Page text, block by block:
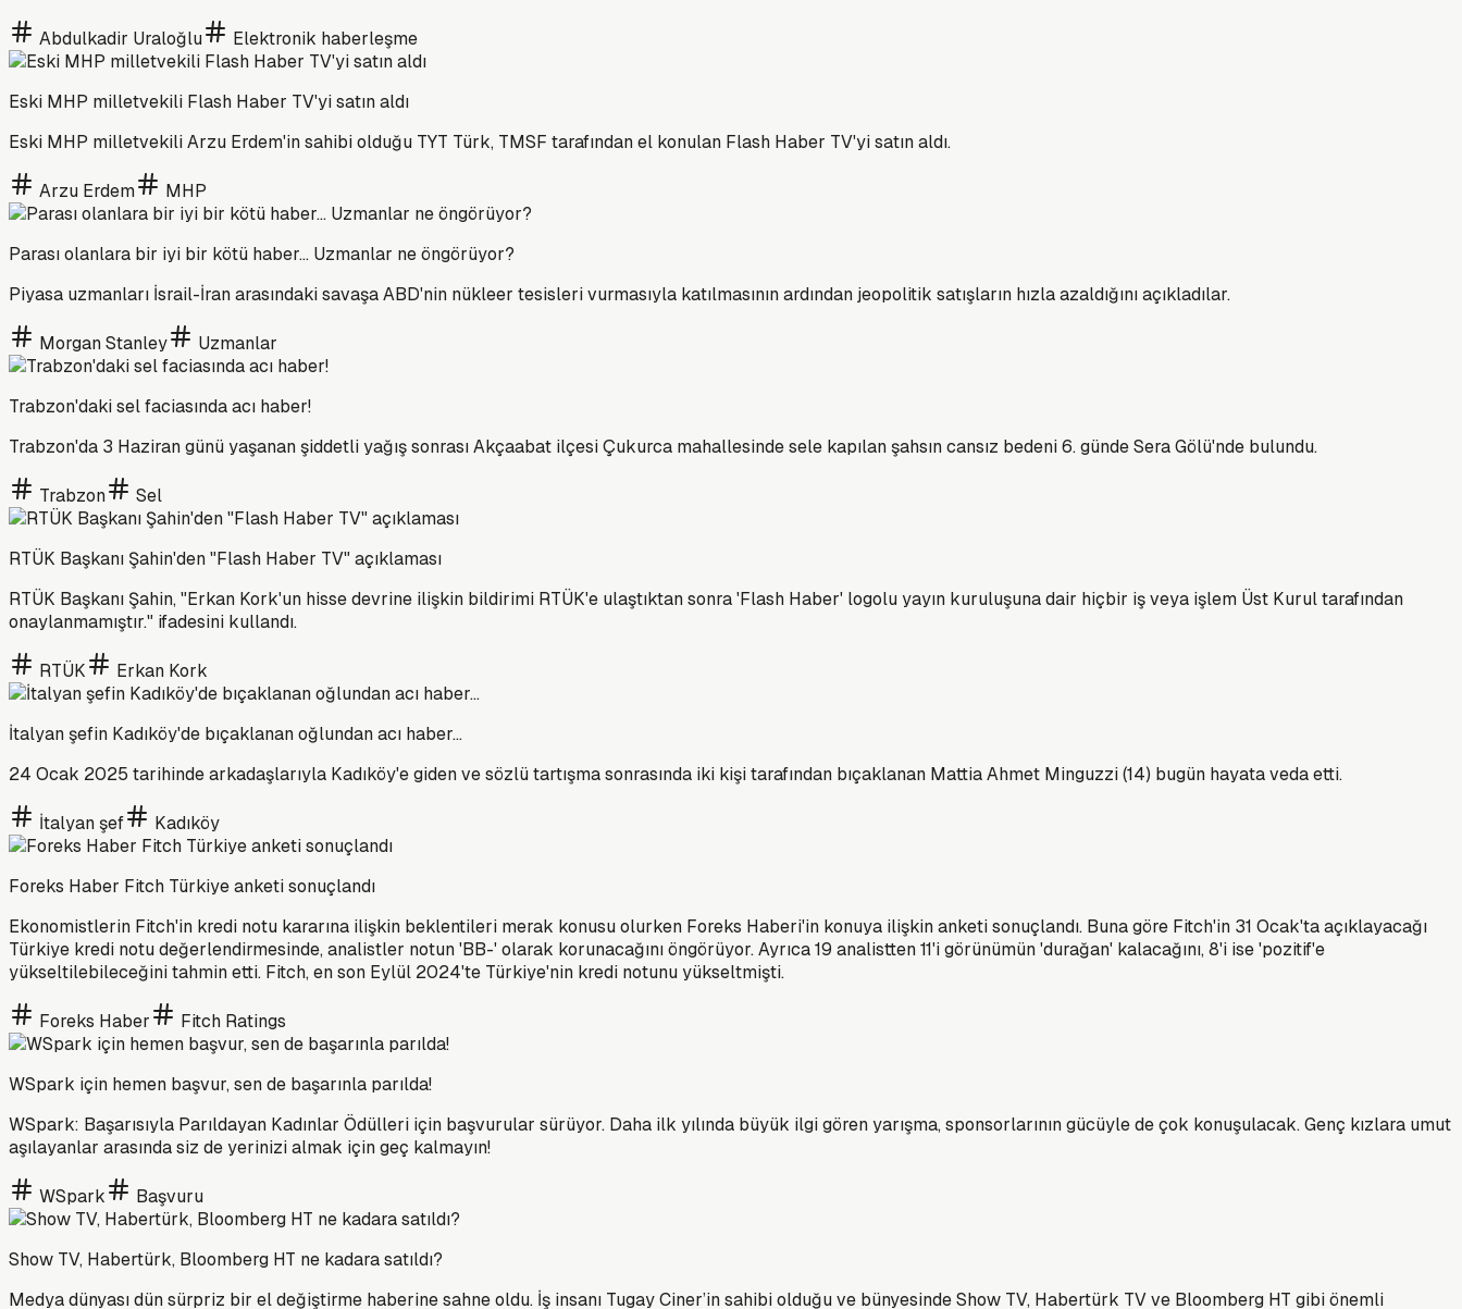
Abdulkadir Uraloğlu Elektronik haberleşme
Eski MHP milletvekili Flash Haber TV'yi satın aldı
Eski MHP milletvekili Arzu Erdem'in sahibi olduğu TYT Türk, TMSF tarafından el konulan Flash Haber TV'yi satın aldı.
Arzu Erdem MHP
Parası olanlara bir iyi bir kötü haber... Uzmanlar ne öngörüyor?
Piyasa uzmanları İsrail-İran arasındaki savaşa ABD'nin nükleer tesisleri vurmasıyla katılmasının ardından jeopolitik satışların hızla azaldığını açıkladılar.
Morgan Stanley Uzmanlar
Trabzon'daki sel faciasında acı haber!
Trabzon'da 3 Haziran günü yaşanan şiddetli yağış sonrası Akçaabat ilçesi Çukurca mahallesinde sele kapılan şahsın cansız bedeni 6. günde Sera Gölü'nde bulundu.
Trabzon Sel
RTÜK Başkanı Şahin'den "Flash Haber TV" açıklaması
RTÜK Başkanı Şahin, "Erkan Kork'un hisse devrine ilişkin bildirimi RTÜK'e ulaştıktan sonra 'Flash Haber' logolu yayın kuruluşuna dair hiçbir iş veya işlem Üst Kurul tarafından
onaylanmamıştır." ifadesini kullandı.
RTÜK Erkan Kork
İtalyan şefin Kadıköy'de bıçaklanan oğlundan acı haber...
24 Ocak 2025 tarihinde arkadaşlarıyla Kadıköy'e giden ve sözlü tartışma sonrasında iki kişi tarafından bıçaklanan Mattia Ahmet Minguzzi (14) bugün hayata veda etti.
İtalyan şef Kadıköy
Foreks Haber Fitch Türkiye anketi sonuçlandı
Ekonomistlerin Fitch'in kredi notu kararına ilişkin beklentileri merak konusu olurken Foreks Haberi'in konuya ilişkin anketi sonuçlandı. Buna göre Fitch'in 31 Ocak'ta açıklayacağı
Türkiye kredi notu değerlendirmesinde, analistler notun 'BB-' olarak korunacağını öngörüyor. Ayrıca 19 analistten 11'i görünümün 'durağan' kalacağını, 8'i ise 'pozitif'e
yükseltilebileceğini tahmin etti. Fitch, en son Eylül 2024'te Türkiye'nin kredi notunu yükseltmişti.
Foreks Haber Fitch Ratings
WSpark için hemen başvur, sen de başarınla parılda!
WSpark: Başarısıyla Parıldayan Kadınlar Ödülleri için başvurular sürüyor. Daha ilk yılında büyük ilgi gören yarışma, sponsorlarının gücüyle de çok konuşulacak. Genç kızlara umut
aşılayanlar arasında siz de yerinizi almak için geç kalmayın!
WSpark Başvuru
Show TV, Habertürk, Bloomberg HT ne kadara satıldı?
Medya dünyası dün sürpriz bir el değiştirme haberine sahne oldu. İş insanı Tugay Ciner’in sahibi olduğu ve bünyesinde Show TV, Habertürk TV ve Bloomberg HT gibi önemli